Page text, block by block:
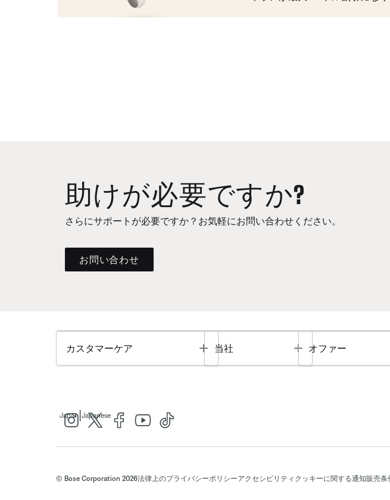
助けが必要ですか?
さらにサポートが必要ですか？お気軽にお問い合わせください。
お問い合わせ
カスタマーケア Toggle
当社 Toggle
オファー
Japan Japanese
© Bose Corporation 2026法律上のプライバシーポリシーアクセシビリティ クッキーに関する通知販売条